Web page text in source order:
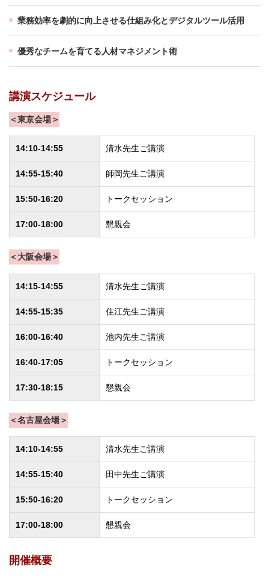
業務効率を劇的に向上させる仕組み化とデジタルツール活用
優秀なチームを育てる人材マネジメント術
講演スケジュール
＜東京会場＞
14:10-14:55 清水先生ご講演
14:55-15:40 師岡先生ご講演
15:50-16:20 トークセッション
17:00-18:00 懇親会
＜大阪会場＞
14:15-14:55 清水先生ご講演
14:55-15:35 住江先生ご講演
16:00-16:40 池内先生ご講演
16:40-17:05 トークセッション
17:30-18:15 懇親会
＜名古屋会場＞
14:10-14:55 清水先生ご講演
14:55-15:40 田中先生ご講演
15:50-16:20 トークセッション
17:00-18:00 懇親会
開催概要